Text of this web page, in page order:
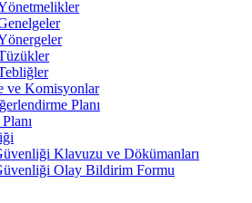
ve Komisyonlar
Planı
Klavuzu ve Dökümanları
Olay Bildirim Formu